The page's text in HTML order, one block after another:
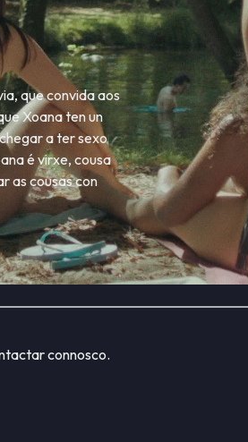
que convida aos
Xoana ten un
a ter sexo
é virxe, cousa
as cousas con
connosco.